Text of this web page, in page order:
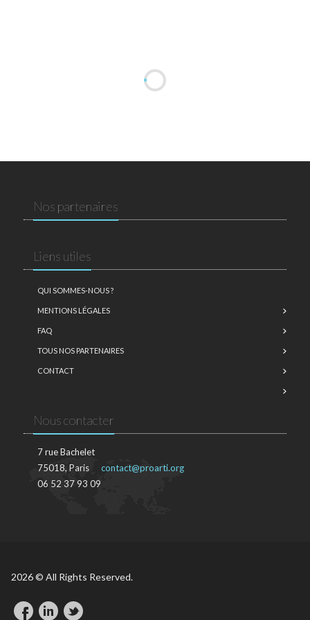
Nos partenaires
Liens utiles
QUI SOMMES-NOUS ?
MENTIONS LÉGALES
FAQ
TOUS NOS PARTENAIRES
CONTACT
Nous contacter
7 rue Bachelet
75018, Paris
06 52 37 93 09
contact@proarti.org
2026 © All Rights Reserved.